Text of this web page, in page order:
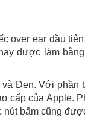
over ear đầu
được làm
Đen. Với phần
cấp của Apple.
nút bấm cũng